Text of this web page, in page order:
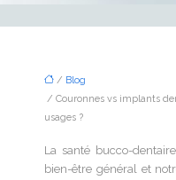
/ Blog
/ Couronnes vs implants
usages ?
La santé bucco-
bien-être général et